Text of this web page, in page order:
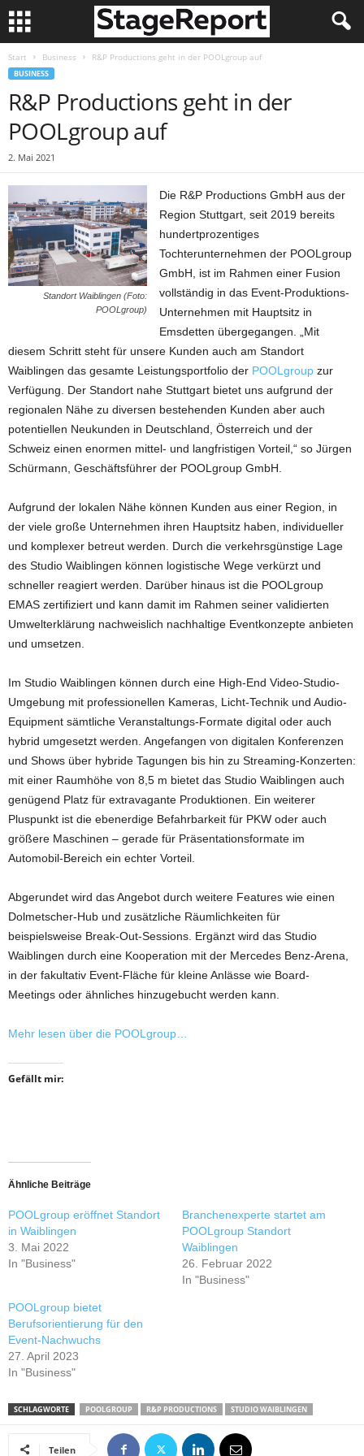
Start Business R&P Productions geht in der POOLgroup auf
BUSINESS
R&P Productions geht in der
POOLgroup auf
2. Mai 2021
Standort Waiblingen (Foto:
POOLgroup)
Die R&P Productions GmbH aus der
Region Stuttgart, seit 2019 bereits
hundertprozentiges
Tochterunternehmen der POOLgroup
GmbH, ist im Rahmen einer Fusion
vollständig in das Event-Produktions-
Unternehmen mit Hauptsitz in
Emsdetten übergegangen. „Mit
diesem Schritt steht für unsere Kunden auch am Standort
Waiblingen das gesamte Leistungsportfolio der POOLgroup zur
Verfügung. Der Standort nahe Stuttgart bietet uns aufgrund der
regionalen Nähe zu diversen bestehenden Kunden aber auch
potentiellen Neukunden in Deutschland, Österreich und der
Schweiz einen enormen mittel- und langfristigen Vorteil,“ so Jürgen
Schürmann, Geschäftsführer der POOLgroup GmbH.
Aufgrund der lokalen Nähe können Kunden aus einer Region, in
der viele große Unternehmen ihren Hauptsitz haben, individueller
und komplexer betreut werden. Durch die verkehrsgünstige Lage
des Studio Waiblingen können logistische Wege verkürzt und
schneller reagiert werden. Darüber hinaus ist die POOLgroup
EMAS zertifiziert und kann damit im Rahmen seiner validierten
Umwelterklärung nachweislich nachhaltige Eventkonzepte anbieten
und umsetzen.
Im Studio Waiblingen können durch eine High-End Video-Studio-
Umgebung mit professionellen Kameras, Licht-Technik und Audio-
Equipment sämtliche Veranstaltungs-Formate digital oder auch
hybrid umgesetzt werden. Angefangen von digitalen Konferenzen
und Shows über hybride Tagungen bis hin zu Streaming-Konzerten:
mit einer Raumhöhe von 8,5 m bietet das Studio Waiblingen auch
genügend Platz für extravagante Produktionen. Ein weiterer
Pluspunkt ist die ebenerdige Befahrbarkeit für PKW oder auch
größere Maschinen – gerade für Präsentationsformate im
Automobil-Bereich ein echter Vorteil.
Abgerundet wird das Angebot durch weitere Features wie einen
Dolmetscher-Hub und zusätzliche Räumlichkeiten für
beispielsweise Break-Out-Sessions. Ergänzt wird das Studio
Waiblingen durch eine Kooperation mit der Mercedes Benz-Arena,
in der fakultativ Event-Fläche für kleine Anlässe wie Board-
Meetings oder ähnliches hinzugebucht werden kann.
Mehr lesen über die POOLgroup…
Gefällt mir:
Ähnliche Beiträge
POOLgroup eröffnet Standort
in Waiblingen
3. Mai 2022
In "Business"
Branchenexperte startet am
POOLgroup Standort
Waiblingen
26. Februar 2022
In "Business"
POOLgroup bietet
Berufsorientierung für den
Event-Nachwuchs
27. April 2023
In "Business"
SCHLAGWORTE POOLGROUP R&P PRODUCTIONS STUDIO WAIBLINGEN
Teilen